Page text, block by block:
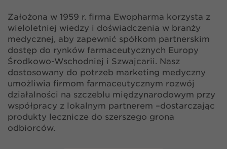
Założona w 1959 r. firma Ewopharma korzysta z
wieloletniej wiedzy i doświadczenia w branży
medycznej, aby zapewnić spółkom partnerskim
dostęp do rynków farmaceutycznych Europy
Środkowo-Wschodniej i Szwajcarii. Nasz
dostosowany do potrzeb marketing medyczny
umożliwia firmom farmaceutycznym rozwój
działalności na szczeblu międzynarodowym przy
współpracy z lokalnym partnerem –dostarczając
produkty lecznicze do szerszego grona
odbiorców.